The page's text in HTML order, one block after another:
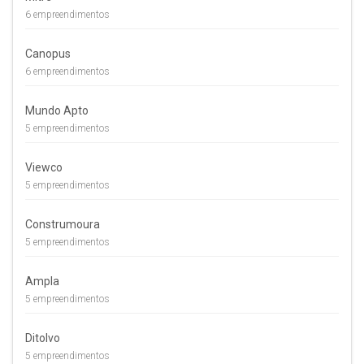
6 empreendimentos
Canopus
6 empreendimentos
Mundo Apto
5 empreendimentos
Viewco
5 empreendimentos
Construmoura
5 empreendimentos
Ampla
5 empreendimentos
Ditolvo
5 empreendimentos